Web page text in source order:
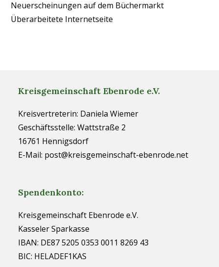
Neuerscheinungen auf dem Büchermarkt
Überarbeitete Internetseite
Kreisgemeinschaft Ebenrode e.V.
Kreisvertreterin: Daniela Wiemer
Geschäftsstelle: Wattstraße 2
16761 Hennigsdorf
E-Mail: post@kreisgemeinschaft-ebenrode.net
Spendenkonto:
Kreisgemeinschaft Ebenrode e.V.
Kasseler Sparkasse
IBAN: DE87 5205 0353 0011 8269 43
BIC: HELADEF1KAS